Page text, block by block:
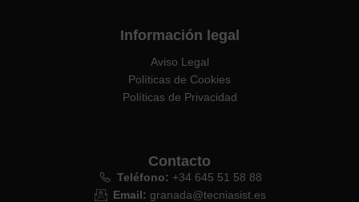
Información legal
Aviso Legal
Políticas de Cookies
Políticas de Privacidad
Contacto
Teléfono: +34 645 51 58 88
Email: granada@tecniasist.es